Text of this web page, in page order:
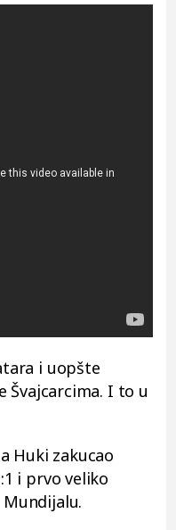
i uopšte
Švajcarcima. I to u
Huki zakucao
i prvo veliko